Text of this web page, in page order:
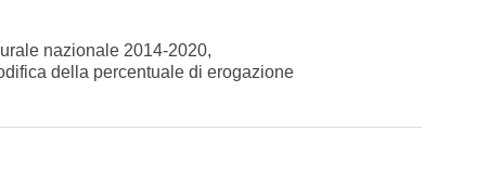
nazionale 2014-2020,
della percentuale di erogazione